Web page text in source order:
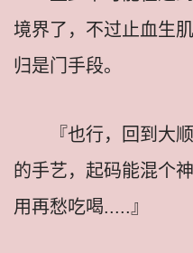
境界了，不过止血生
归是门手段。
『也行，回到大
的手艺，起码能混个
用再愁吃喝.....』